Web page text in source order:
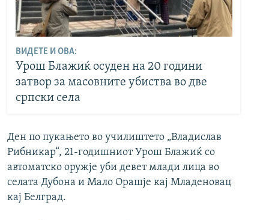
ВИДЕТЕ И ОВА:
Урош Блажиќ осуден на 20 години
затвор за масовните убиства во две
српски села
Ден по пукањето во училиштето „Владислав
Рибникар“, 21-годишниот Урош Блажиќ со
автоматско оружје уби девет млади лица во
селата Дубона и Мало Орашје кај Младеновац
кај Белград.